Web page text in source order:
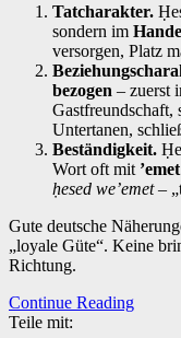
Tatcharakter.
sondern im
versorgen, Platz
bezogen – zuerst
Gastfreundschaft,
Untertanen,
Beständigkeit.
Wort oft mit ’emet
ḥesed we’emet–
Gute deutsche
„loyale Güte“. Keine
Richtung.
Continue Reading
Teile mit: